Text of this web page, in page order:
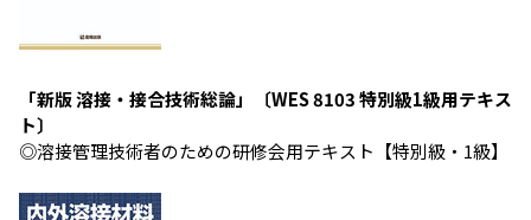
「新版 溶接・接合技術総論」〔WES 8103 特別級1級用テキス
ト〕
◎溶接管理技術者のための研修会用テキスト【特別級・1級】